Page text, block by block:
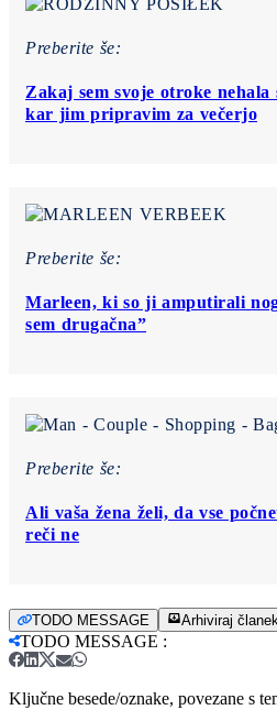
Preberite še:
Zakaj sem svoje otroke
kar jim pripravim za večerjo
Preberite še:
Marleen, ki so ji amputirali
sem drugačna”
Preberite še:
Ali vaša žena želi, da vse
reči ne
TODO MESSAGE Arhiviraj
TODO MESSAGE :
Ključne besede/oznake, povezane s